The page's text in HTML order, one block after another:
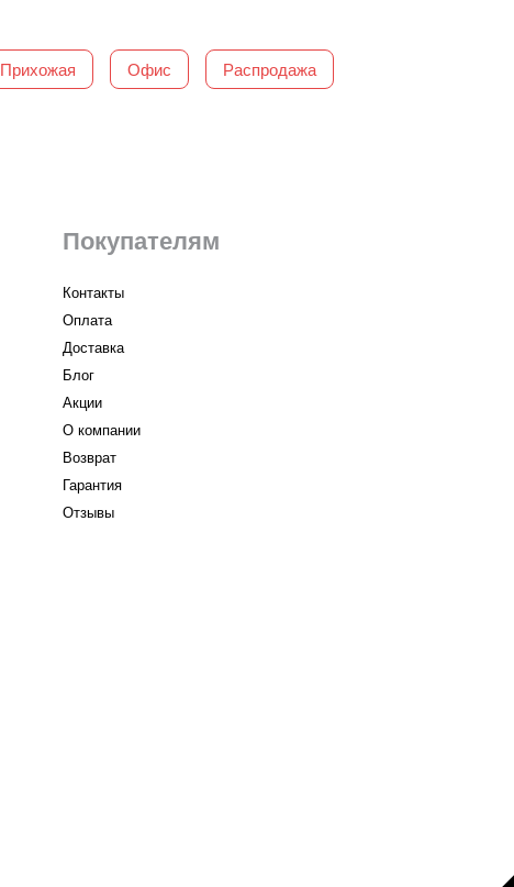
Прихожая Офис Распродажа
Покупателям
Контакты
Оплата
Доставка
Блог
Акции
О компании
Возврат
Гарантия
Отзывы